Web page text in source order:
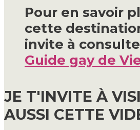
Pour en savoir
cette
invite à
Guide gay de
JE T'INVITE À
AUSSI CETTE